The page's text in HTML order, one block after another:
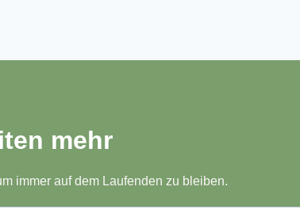
mehr
immer auf dem Laufenden zu bleiben.